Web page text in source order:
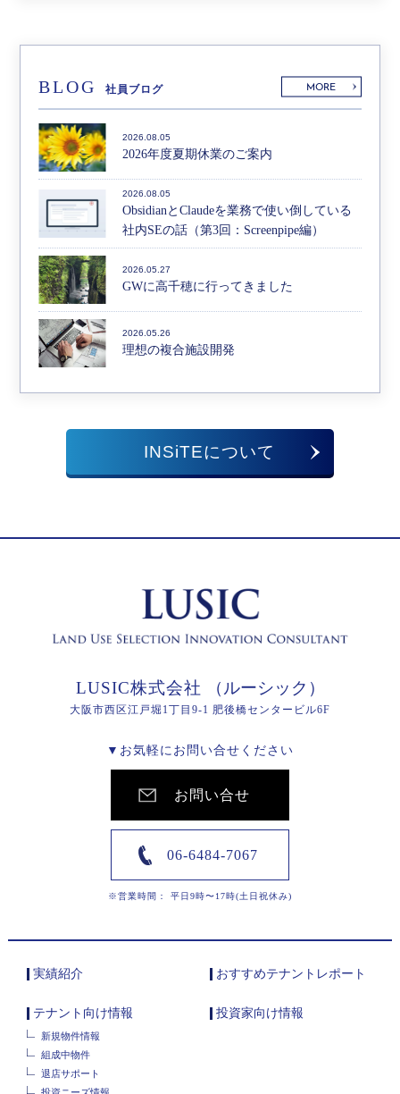
BLOG 社員ブログ MORE
2026.08.05
2026年度夏期休業のご案内
2026.08.05
ObsidianとClaudeを業務で使い倒している
社内SEの話（第3回：Screenpipe編）
2026.05.27
GWに高千穂に行ってきました
2026.05.26
理想の複合施設開発
INSiTEについて
LUSIC株式会社 （ルーシック）
大阪市西区江戸堀1丁目9-1 肥後橋センタービル6F
▼お気軽にお問い合せください
お問い合せ
06-6484-7067
※営業時間： 平日9時〜17時(土日祝休み)
実績紹介 おすすめテナントレポート
テナント向け情報
新規物件情報
組成中物件
退店サポート
投資家向け情報